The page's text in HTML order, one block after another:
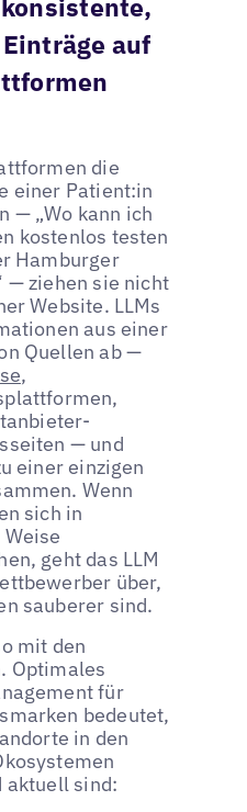
auf
die
einer Patient:in
— „Wo kann ich
kostenlos testen
Hamburger
— ziehen sie nicht
Website. LLMs
aus einer
Quellen ab —
,
— und
einer einzigen
Wenn
sich in
geht das LLM
über,
sauberer sind.
mit den
Optimales
für
bedeutet,
in den
aktuell sind: